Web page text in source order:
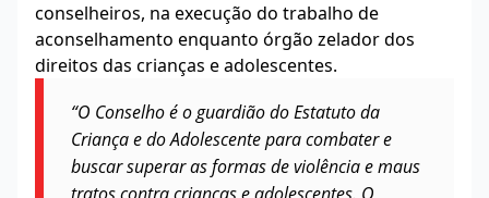
conselheiros, na execução do trabalho de
aconselhamento enquanto órgão zelador dos
direitos das crianças e adolescentes.
“O Conselho é o guardião do Estatuto da
Criança e do Adolescente para combater e
buscar superar as formas de violência e maus